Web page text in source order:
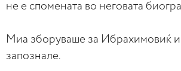
не е спомената во неговата
Миа зборуваше за Ибрахимовиќ и
запознале.